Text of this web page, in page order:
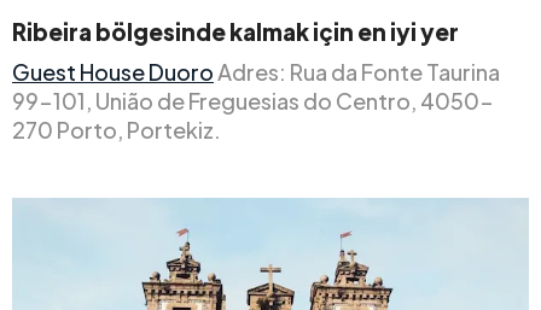
Ribeira bölgesinde kalmak için en iyi yer
Guest House Duoro Adres: Rua da Fonte Taurina
99-101, União de Freguesias do Centro, 4050-
270 Porto, Portekiz.